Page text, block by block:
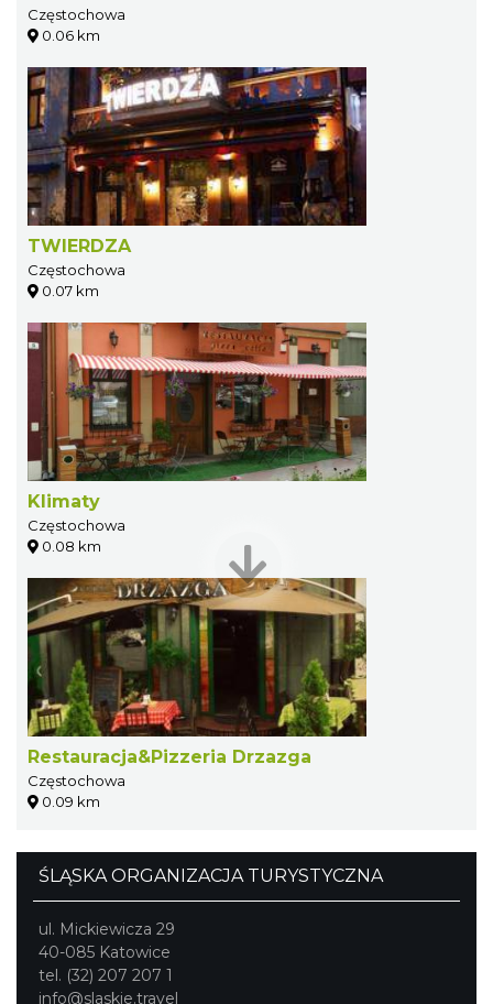
Częstochowa
0.06 km
TWIERDZA
Częstochowa
0.07 km
Klimaty
Częstochowa
0.08 km
Restauracja&Pizzeria Drzazga
Częstochowa
0.09 km
ŚLĄSKA ORGANIZACJA TURYSTYCZNA
ul. Mickiewicza 29
40-085 Katowice
tel. (32) 207 207 1
info@slaskie.travel